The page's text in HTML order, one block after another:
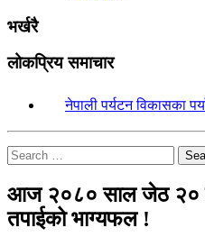
भर्खरै
लोकप्रिय समाचार
नेपाली पर्यटन विकासका
आज २०८० साल जेठ २०
तपाईको भाग्यफल !